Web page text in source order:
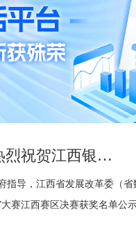
携手江银，智创典范 | 热烈祝贺江西银行荣获“数据要素×”大赛省赛一等奖！
指导，江西省发展改革委（省
赛江西赛区决赛获奖名单公